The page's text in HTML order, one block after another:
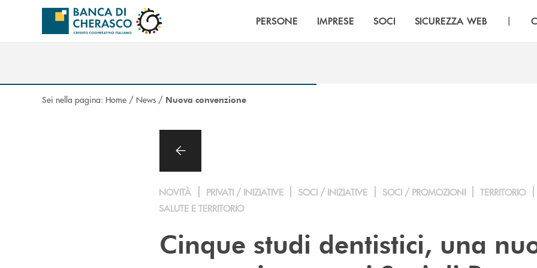
Salta al contenuto principale
PERSONE IMPRESE SOCI SICUREZZA WEB |
Sei nella pagina: Home / News / Nuova convenzione
NOVITÀ PRIVATI / INIZIATIVE SOCI / INIZIATIVE SOCI / PROMOZIONI
TERRITORIO
SALUTE E TERRITORIO
Cinque studi dentistici, una